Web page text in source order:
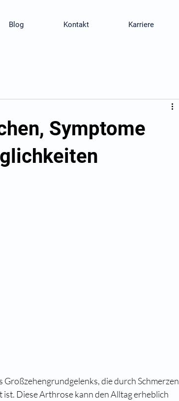
Blog Kontakt Karriere
Symptome
die durch Schmerzen
Diese Arthrose kann den Alltag erheblich